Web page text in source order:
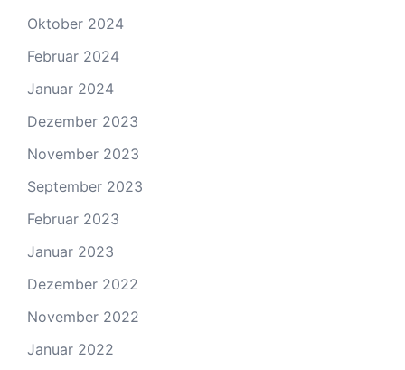
Oktober 2024
Februar 2024
Januar 2024
Dezember 2023
November 2023
September 2023
Februar 2023
Januar 2023
Dezember 2022
November 2022
Januar 2022